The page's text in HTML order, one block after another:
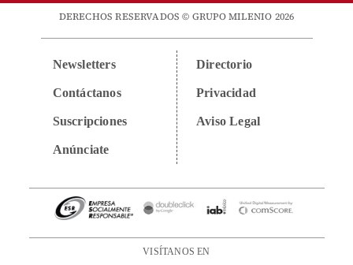
DERECHOS RESERVADOS © GRUPO MILENIO 2026
Newsletters
Contáctanos
Suscripciones
Anúnciate
Directorio
Privacidad
Aviso Legal
VISÍTANOS EN